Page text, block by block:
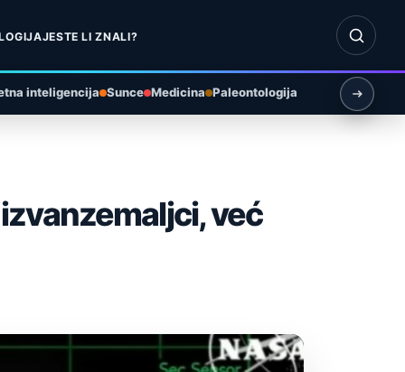
JESTE LI ZNALI?
Otvori
inteligencija Sunce Medicina Paleontologija
već